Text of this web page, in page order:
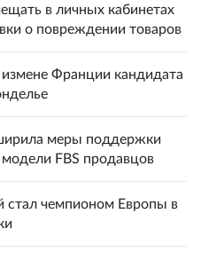
в личных кабинетах
о повреждении товаров
Франции кандидата
меры поддержки
FBS продавцов
стал чемпионом Европы в